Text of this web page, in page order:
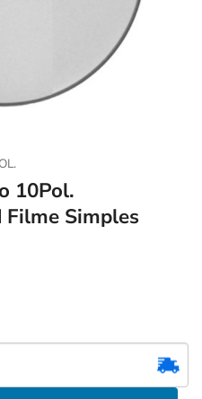
10Pol.
Filme Simples